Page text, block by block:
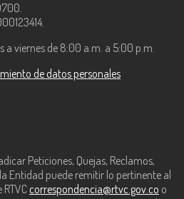
a viernes de 8:00 a.m. a 5:00 p.m.
de datos personales
Peticiones, Quejas, Reclamos,
Entidad puede remitir lo pertinente al
correspondencia@rtvc.gov.co o